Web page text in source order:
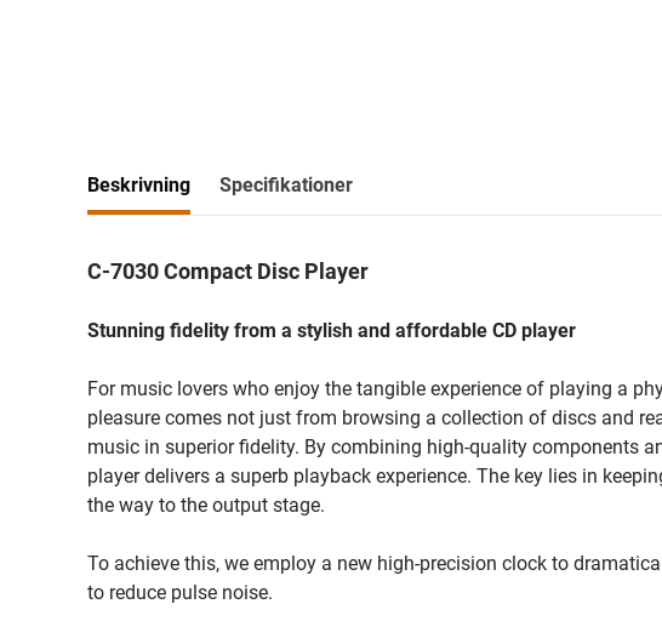
Beskrivning Specifikationer
C-7030 Compact Disc Player
Stunning fidelity from a stylish and affordable CD player
For music lovers who enjoy the tangible experience of playing a
pleasure comes not just from browsing a collection of discs and
music in superior fidelity. By combining high-quality components
player delivers a superb playback experience. The key lies in
the way to the output stage.
To achieve this, we employ a new high-precision clock to
to reduce pulse noise.